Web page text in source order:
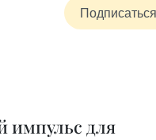
импульс для